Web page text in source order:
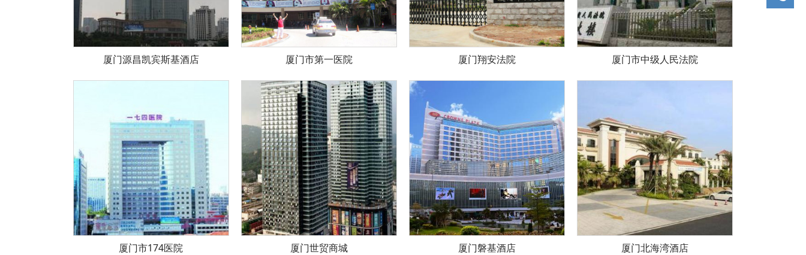
厦门源昌凯宾斯基酒店 厦门市第一医院 厦门翔安法院 厦门市中级人民法院
厦门市174医院 厦门世贸商城 厦门磐基酒店 厦门北海湾酒店